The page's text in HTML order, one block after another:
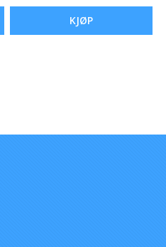
KJØP